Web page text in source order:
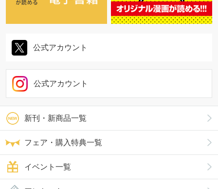
新刊・新商品一覧
フェア・購入特典一覧
イベント一覧
公式アカウント
公式アカウント